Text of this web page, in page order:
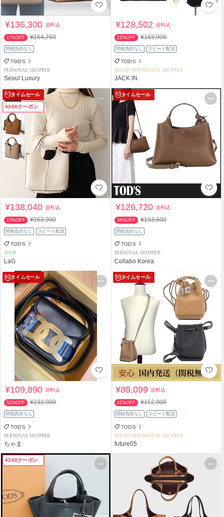
¥136,300送料込
17%OFF ¥164,760
関税負担なし
TOD'S
PERSONAL SHOPPER
Seoul Luxury
¥128,502送料込
21%OFF ¥163,900
関税負担なし スピード配送
TOD'S
PREMIUM PERSONAL SHOPPER
JACK IN
タイムセール
¥300クーポン
¥138,040送料込
15%OFF ¥163,900
関税負担なし スピード配送
TOD'S
SHOP
LaG
タイムセール
¥126,720送料込
34%OFF ¥193,600
関税負担なし
TOD'S
PERSONAL SHOPPER
Collabo Korea
タイムセール
¥109,890送料込
52%OFF ¥232,000
関税負担なし
TOD'S
PERSONAL SHOPPER
ちゃま
タイムセール
¥89,099送料込
41%OFF ¥152,900
関税負担なし スピード配送
TOD'S
PREMIUM PERSONAL SHOPPER
future05
¥300クーポン